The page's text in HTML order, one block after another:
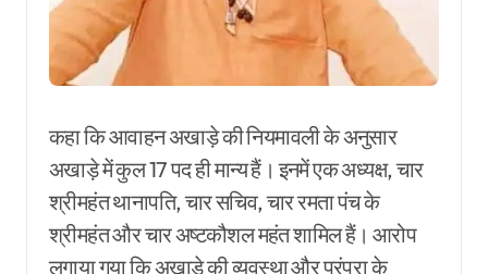
कहा कि आवाहन अखाड़े की नियमावली के अनुसार
अखाड़े में कुल 17 पद ही मान्य हैं। इनमें एक अध्यक्ष, चार
श्रीमहंत थानापति, चार सचिव, चार रमता पंच के
श्रीमहंत और चार अष्टकौशल महंत शामिल हैं। आरोप
लगाया गया कि अखाड़े की व्यवस्था और परंपरा के